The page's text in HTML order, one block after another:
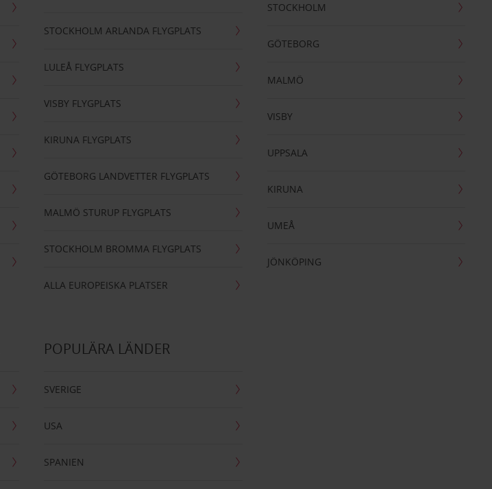
STOCKHOLM ARLANDA FLYGPLATS
LULEÅ FLYGPLATS
VISBY FLYGPLATS
KIRUNA FLYGPLATS
GÖTEBORG LANDVETTER FLYGPLATS
MALMÖ STURUP FLYGPLATS
STOCKHOLM BROMMA FLYGPLATS
ALLA EUROPEISKA PLATSER
STOCKHOLM
GÖTEBORG
MALMÖ
VISBY
UPPSALA
KIRUNA
UMEÅ
JÖNKÖPING
POPULÄRA LÄNDER
SVERIGE
USA
SPANIEN